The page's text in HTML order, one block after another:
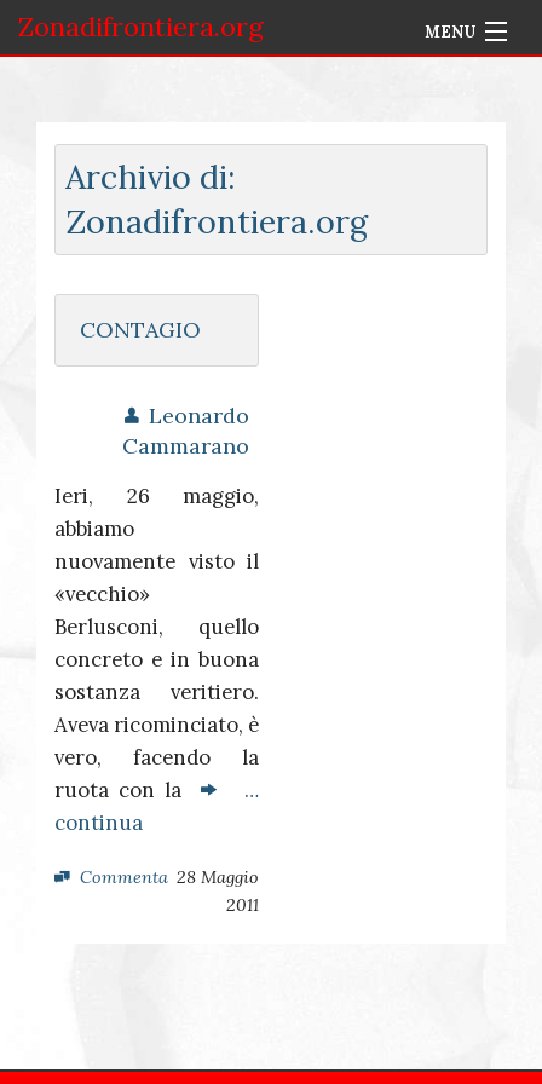
Zonadifrontiera.org MENU
Selezione per Autore
Accedi
Archivio di:
Zonadifrontiera.org
CONTAGIO
Leonardo
Cammarano
Ieri, 26 maggio,
abbiamo
nuovamente visto il
«vecchio»
Berlusconi, quello
concreto e in buona
sostanza veritiero.
Aveva ricominciato, è
vero, facendo la
ruota con la
…
continua
Commenta 28 Maggio
2011